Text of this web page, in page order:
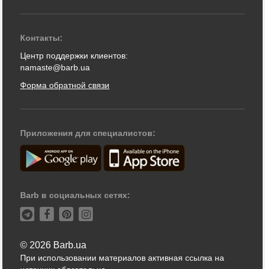
Контакты:
Центр поддержки клиентов:
namaste@barb.ua
Форма обратной связи
Приложения для специалистов:
Barb в социальных сетях:
© 2026 Barb.ua
При использовании материалов активная ссылка на